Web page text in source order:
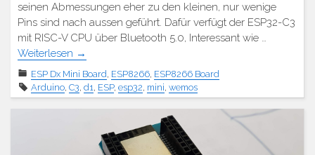
seinen Abmessungen eher zu den kleinen, nur wenige
Pins sind nach aussen geführt. Dafür verfügt der ESP32-C3
mit RISC-V CPU über Bluetooth 5.0, Interessant wie …
Weiterlesen →
ESP Dx Mini Board ESP8266 ESP8266 Board
Arduino C3 d1 ESP, esp32 mini wemos